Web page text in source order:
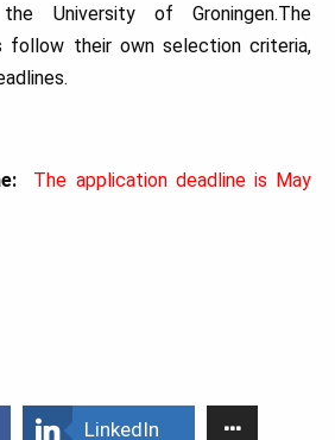
University of Groningen.The
follow their own selection criteria,
The application deadline is May
LinkedIn